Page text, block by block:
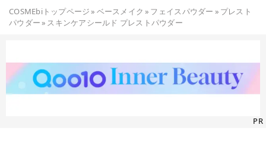
COSMEbiトップページ» ベースメイク » フェイスパウダー » プレスト
パウダー» スキンケアシールド プレストパウダー
PR